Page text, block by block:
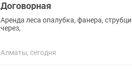
Договорная
Аренда леса опалубка, фанера,
через,
Алматы, сегодня